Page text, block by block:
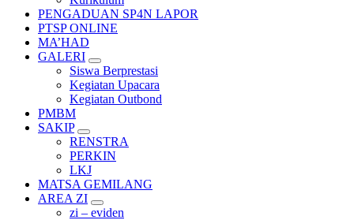
PENGADUAN SP4N LAPOR
PTSP ONLINE
MA’HAD
GALERI
Siswa Berprestasi
Kegiatan Upacara
Kegiatan Outbond
PMBM
SAKIP
RENSTRA
PERKIN
LKJ
MATSA GEMILANG
AREA ZI
zi – eviden